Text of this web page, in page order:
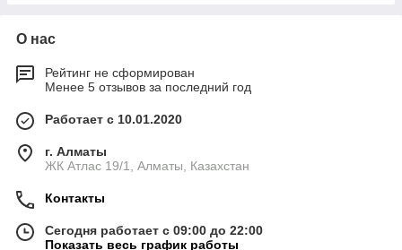
О нас
Рейтинг не сформирован
Менее 5 отзывов за последний год
Работает с 10.01.2020
г. Алматы
ЖК Атлас 19/1, Алматы, Казахстан
Контакты
Сегодня работает с 09:00 до 22:00
Показать весь график работы